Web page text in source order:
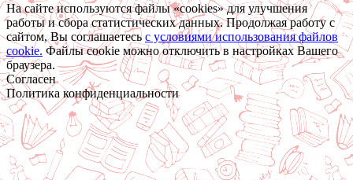
На сайте используются файлы «cookies» для улучшения
работы и сбора статистических данных. Продолжая работу с
сайтом, Вы соглашаетесь c условиями использования файлов
cookie. Файлы cookie можно отключить в настройках Вашего
браузера.
Согласен
Политика конфиденциальности